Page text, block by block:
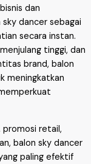
dan
dancer sebagai
secara instan.
tinggi, dan
brand, balon
meningkatkan
promosi retail,
balon sky dancer
paling efektif